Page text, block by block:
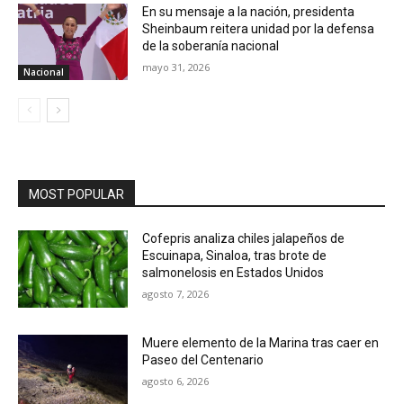
Nacional
En su mensaje a la nación, presidenta
Sheinbaum reitera unidad por la defensa
de la soberanía nacional
mayo 31, 2026
MOST POPULAR
Cofepris analiza chiles jalapeños de
Escuinapa, Sinaloa, tras brote de
salmonelosis en Estados Unidos
agosto 7, 2026
Muere elemento de la Marina tras caer en
Paseo del Centenario
agosto 6, 2026